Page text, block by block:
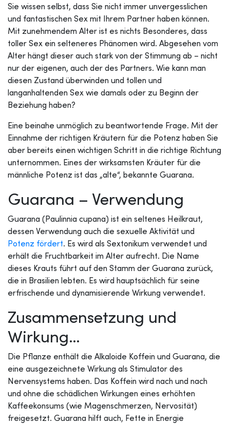
Sie wissen selbst, dass Sie nicht immer unvergesslichen
und fantastischen Sex mit Ihrem Partner haben können.
Mit zunehmendem Alter ist es nichts Besonderes, dass
toller Sex ein selteneres Phänomen wird. Abgesehen vom
Alter hängt dieser auch stark von der Stimmung ab – nicht
nur der eigenen, auch der des Partners. Wie kann man
diesen Zustand überwinden und tollen und
langanhaltenden Sex wie damals oder zu Beginn der
Beziehung haben?
Eine beinahe unmöglich zu beantwortende Frage. Mit der
Einnahme der richtigen Kräutern für die Potenz haben Sie
aber bereits einen wichtigen Schritt in die richtige Richtung
unternommen. Eines der wirksamsten Kräuter für die
männliche Potenz ist das „alte“, bekannte Guarana.
Guarana – Verwendung
Guarana (Paulinnia cupana) ist ein seltenes Heilkraut,
dessen Verwendung auch die sexuelle Aktivität und
Potenz fördert. Es wird als Sextonikum verwendet und
erhält die Fruchtbarkeit im Alter aufrecht. Die Name
dieses Krauts führt auf den Stamm der Guarana zurück,
die in Brasilien lebten. Es wird hauptsächlich für seine
erfrischende und dynamisierende Wirkung verwendet.
Zusammensetzung und
Wirkung…
Die Pflanze enthält die Alkaloide Koffein und Guarana, die
eine ausgezeichnete Wirkung als Stimulator des
Nervensystems haben. Das Koffein wird nach und nach
und ohne die schädlichen Wirkungen eines erhöhten
Kaffeekonsums (wie Magenschmerzen, Nervosität)
freigesetzt. Guarana hilft auch, Fette in Energie